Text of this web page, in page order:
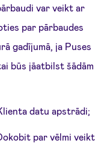
var veikt ar
par pārbaudes
gadījumā, ja Puses
būs jāatbilst šādām
datu apstrādi;
par vēlmi veikt